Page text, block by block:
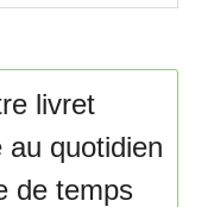
livret
au quotidien
de temps